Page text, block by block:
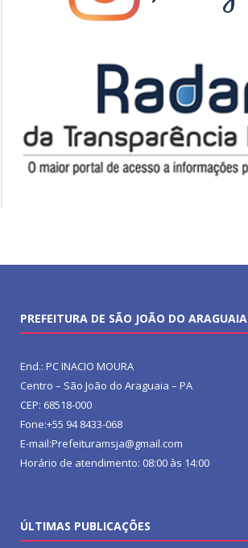
PREFEITURA DE SÃO JOÃO DO ARAGUAIA
End.: PC INACIO MOURA
Centro – São João do Araguaia – PA
CEP: 68518-000
Fone:+55 94 8433-068
E-mail:Prefeituramsja@gmail.com
Horário de atendimento: 08:00 às 14:00
ÚLTIMAS PUBLICAÇÕES